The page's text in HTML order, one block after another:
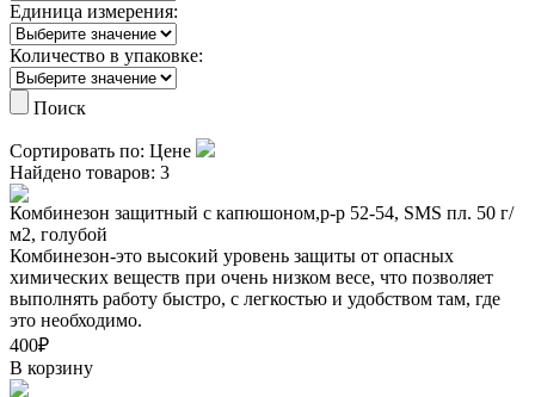
Единица измерения:
Количество в упаковке:
Поиск
Сортировать по: Цене
Найдено товаров: 3
Комбинезон защитный с капюшоном,p-p 52-54, SMS пл. 50 г/
м2, голубой
Комбинезон-это высокий уровень защиты от опасных
химических веществ при очень низком весе, что позволяет
выполнять работу быстро, с легкостью и удобством там, где
это необходимо.
400₽
В корзину